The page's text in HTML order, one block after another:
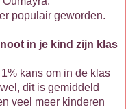
populair geworden.
in je kind zijn klas
kans om in de klas
dit is gemiddeld
veel meer kinderen